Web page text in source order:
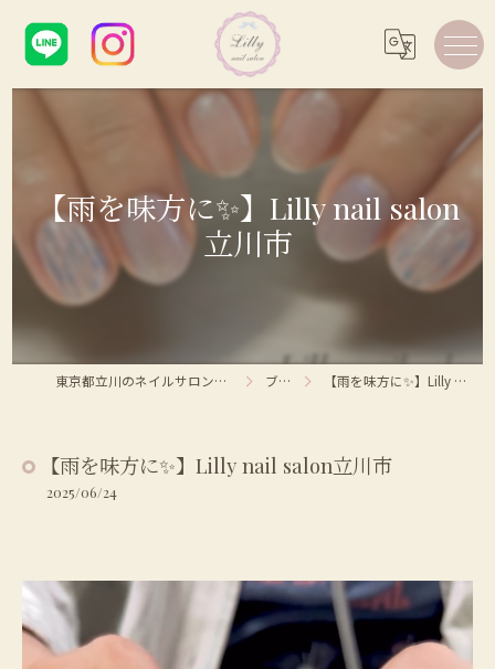
【雨を味方に✨】Lilly nail salon
立川市
東京都立川のネイルサロンならLilly nail salon ブログ 【雨を味方に✨】Lilly nail salon立川市
【雨を味方に✨】Lilly nail salon立川市
2025/06/24